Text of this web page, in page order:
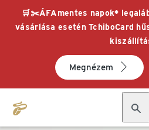
🛒✂️ÁFAmentes napok*
vásárlása esetén TchiboCard
Megnézem